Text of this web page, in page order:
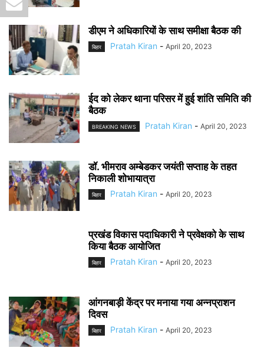
डीएम ने अधिकारियों के साथ समीक्षा बैठक की
बिहार Pratah Kiran - April 20, 2023
ईद को लेकर थाना परिसर में हुई शांति समिति की
बैठक
BREAKING NEWS Pratah Kiran - April 20, 2023
डॉ. भीमराव अम्बेडकर जयंती सप्ताह के तहत
निकाली शोभायात्रा
बिहार Pratah Kiran - April 20, 2023
प्रखंड विकास पदाधिकारी ने प्रवेक्षको के साथ
किया बैठक आयोजित
बिहार Pratah Kiran - April 20, 2023
आंगनबाड़ी केंद्र पर मनाया गया अन्नप्राशन
दिवस
बिहार Pratah Kiran - April 20, 2023